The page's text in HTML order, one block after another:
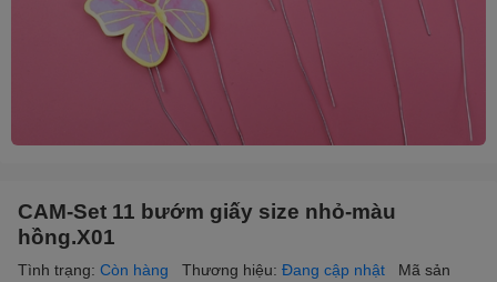
CAM-Set 11 bướm giấy size nhỏ-màu
hồng.X01
Tình trạng: Còn hàng Thương hiệu: Đang cập nhật
Mã sản